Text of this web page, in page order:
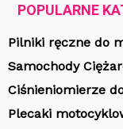
POPULARNE
Pilniki ręczne do
Samochody
Ciśnieniomierze
Plecaki